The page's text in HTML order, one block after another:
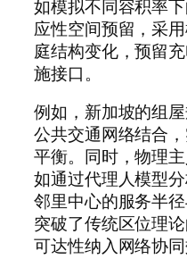
如模拟不同容积率
应性空间预留，采
庭结构变化，预留
施接口。
例如，新加坡的组
公共交通网络结合
平衡。同时，物理
如通过代理人模型
邻里中心的服务半
突破了传统区位理
可达性纳入网络协同